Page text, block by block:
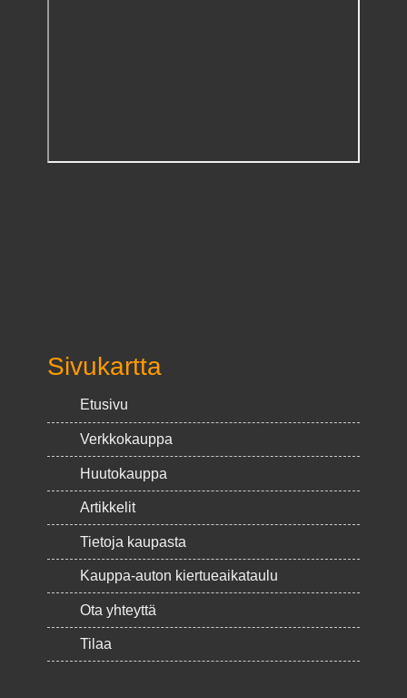
Sivukartta
Etusivu
Verkkokauppa
Huutokauppa
Artikkelit
Tietoja kaupasta
Kauppa-auton kiertueaikataulu
Ota yhteyttä
Tilaa